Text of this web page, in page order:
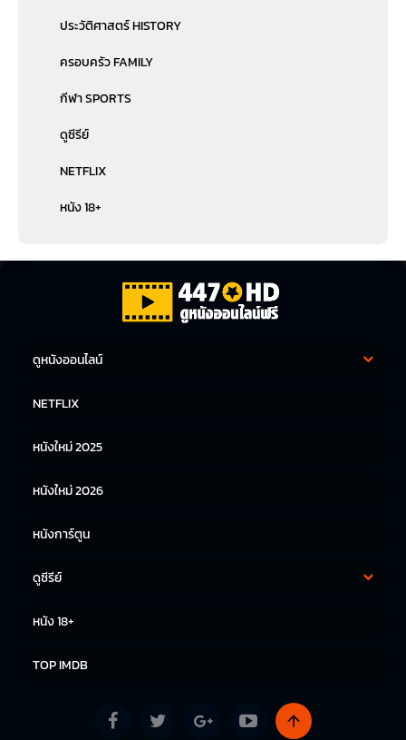
ประวัติศาสตร์ HISTORY
ครอบครัว FAMILY
กีฬา SPORTS
ดูซีรีย์
NETFLIX
หนัง 18+
ดูหนังออนไลน์
หนังญี่ปุ่น
NETFLIX
หนังใหม่ 2025
หนังใหม่ 2026
หนังการ์ตูน
ดูซีรีย์
หนัง 18+
TOP IMDB